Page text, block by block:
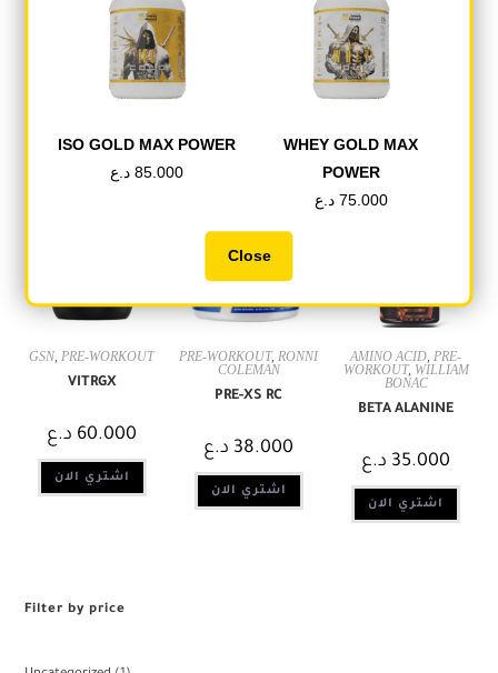
Pin This Product Mail This Product
Related products
GSN PRE-WORKOUT
VITRGX
60.000 د.ع
اشتري الان
PRE-WORKOUT, RONNI
COLEMAN
PRE-XS RC
38.000 د.ع
اشتري الان
AMINO ACID PRE-
WORKOUT, WILLIAM
BONAC
BETA ALANINE
35.000 د.ع
اشتري الان
Filter by price
ISO GOLD MAX POWER
85.000 د.ع
WHEY GOLD MAX
POWER
75.000 د.ع
Close